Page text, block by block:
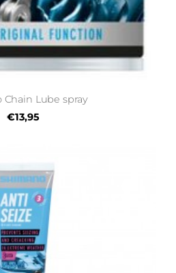
Chain Lube spray
€13,95